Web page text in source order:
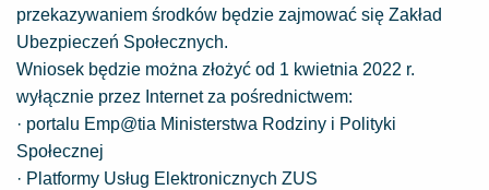
przekazywaniem środków będzie zajmować się Zakład
Ubezpieczeń Społecznych.
Wniosek będzie można złożyć od 1 kwietnia 2022 r.
wyłącznie przez Internet za pośrednictwem:
· portalu Emp@tia Ministerstwa Rodziny i Polityki
Społecznej
· Platformy Usług Elektronicznych ZUS